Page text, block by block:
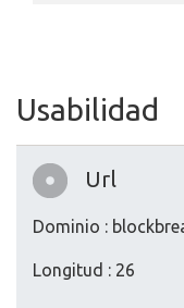
Usabilidad
Url
Dominio :
Longitud : 26